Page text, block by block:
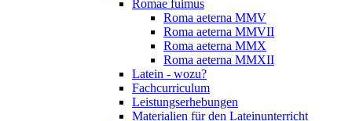
Romae fuimus
Roma aeterna MMV
Roma aeterna MMVII
Roma aeterna MMX
Roma aeterna MMXII
Latein - wozu?
Fachcurriculum
Leistungserhebungen
Materialien für den Lateinunterricht